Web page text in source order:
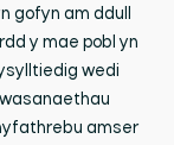
gofyn am ddull
y mae pobl yn
wedi
amser